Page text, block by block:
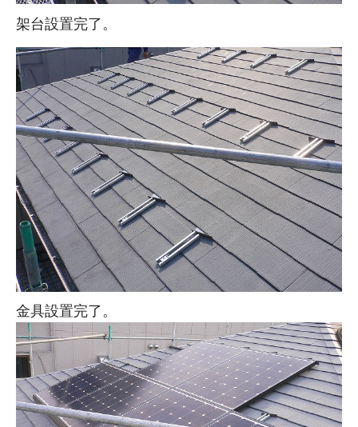
架台設置完了。
金具設置完了。